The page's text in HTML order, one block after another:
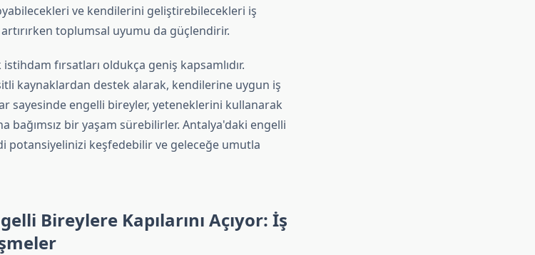
ve kendilerini geliştirebilecekleri iş
toplumsal uyumu da güçlendirir.
fırsatları oldukça geniş kapsamlıdır.
kaynaklardan destek alarak, kendilerine uygun iş
sayesinde engelli bireyler, yeteneklerini kullanarak
bağımsız bir yaşam sürebilirler. Antalya'daki engelli
potansiyelinizi keşfedebilir ve geleceğe umutla
Bireylere Kapılarını Açıyor: İş